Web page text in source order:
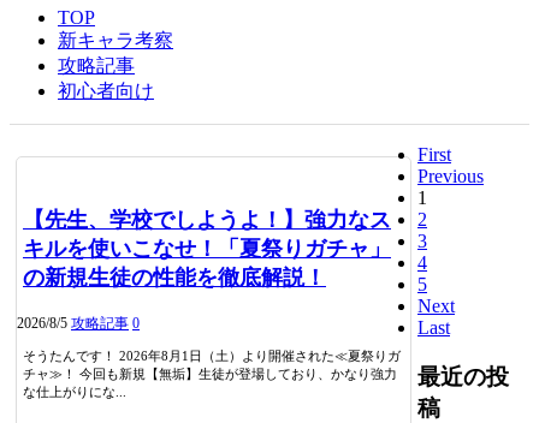
TOP
新キャラ考察
攻略記事
初心者向け
【先生、学校でしようよ！】強力なス
キルを使いこなせ！「夏祭りガチャ」
の新規生徒の性能を徹底解説！
2026/8/5 攻略記事 0
そうたんです！ 2026年8月1日（土）より開催された≪夏祭りガ
チャ≫！ 今回も新規【無垢】生徒が登場しており、かなり強力
な仕上がりにな...
First
Previous
1
2
3
4
5
Next
Last
最近の投
稿